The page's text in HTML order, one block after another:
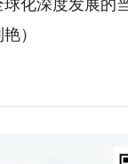
化深度发展的
）